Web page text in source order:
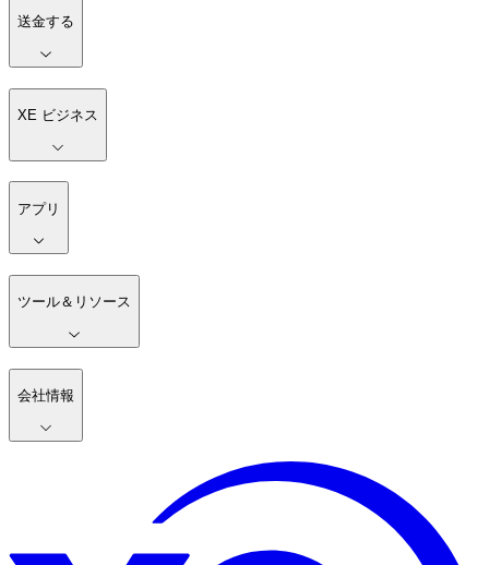
送金する
XE ビジネス
アプリ
ツール＆リソース
会社情報